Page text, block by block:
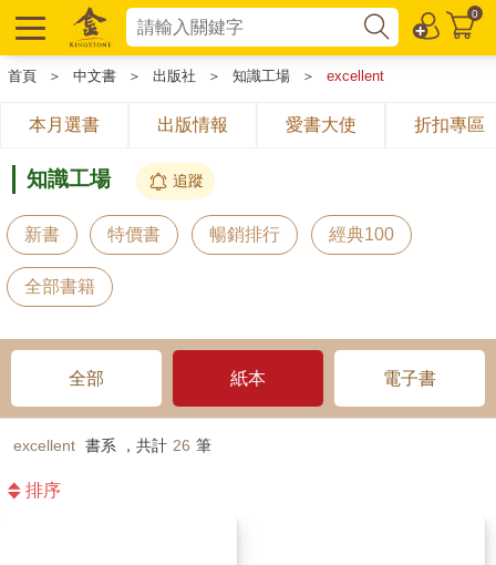
0
首頁 ＞ 中文書 ＞ 出版社 ＞ 知識工場 ＞ excellent
本月選書 出版情報 愛書大使 折扣專區
知識工場 追蹤
新書 特價書 暢銷排行 經典100
全部書籍
全部 紙本 電子書
excellent 書系 ，共計 26 筆
排序